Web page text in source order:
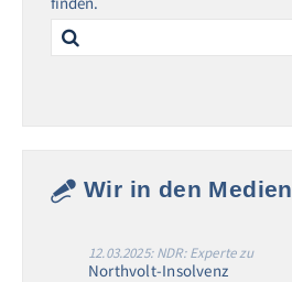
Search
for:
Wir in den Medien
12.03.2025: NDR: Experte zu
Northvolt-Insolvenz